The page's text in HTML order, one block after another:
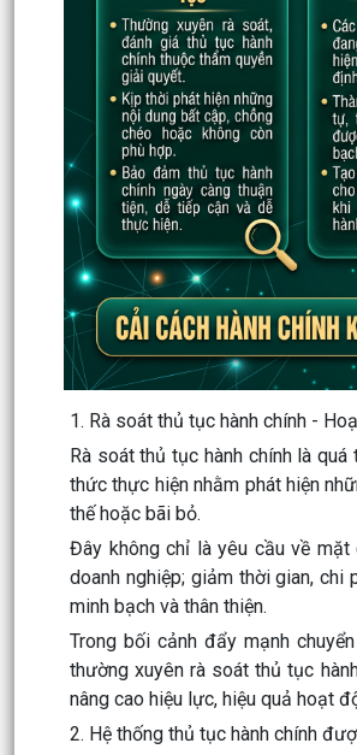
1. Rà soát thủ tục hành chính -
Rà soát thủ tục hành chính là
thức thực hiện nhằm phát hiện
thế hoặc bãi bỏ.
Đây không chỉ là yêu cầu về
doanh nghiệp; giảm thời gian,
minh bạch và thân thiện.
Trong bối cảnh đẩy mạnh
thường xuyên rà soát thủ tục
nâng cao hiệu lực, hiệu quả hoạt
2. Hệ thống thủ tục hành chính